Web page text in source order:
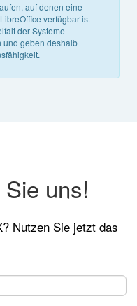
auf denen eine
verfügbar ist
der Systeme
und geben deshalb
uns!
Nutzen Sie jetzt das